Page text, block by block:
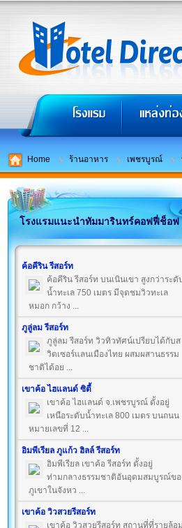
Home ร้านอาหาร เพชรบูรณ์
โรงแรมแนะนำทัมมารินทร์คอฟฟี่ช็อฟ
ค้อคีริน รีสอร์ท
ค้อคีริน รีสอร์ท บนเนินเขา สูงกว่าระดั
น้ำทะเล 750 เมตร มีจุดชมวิวทะเล
หมอก กว้าง ...
ภูลู่ลม รีสอร์ท
ภูลู่ลม รีสอร์ท วิวทิวทัศน์เปรียบได้กับส
วิตเซอร์แลนเมืองไทย ผสมผสานธรรม
ชาติได้อย ...
เขาค้อ ไฮแลนด์ ซิตี้
เขาค้อ ไฮแลนด์ จ.เพชรบูรณ์ ตั้งอยู่
เหนือระดับน้ำทะเล 800 เมตร บนถนน
หมายเลขที่ 12 ...
อิมพีเรียล ภูแก้ว ฮิลล์ รีสอร์ท
อิมพีเรียล เขาค้อ รีสอร์ท ตั้งอยู่
ท่ามกลางธรรมชาติอันอุดมสมบูรณ์ขอ
ภูเขาในจังหว ...
เขาค้อ วิวสวยรีสอร์ท
เขาค้อ วิวสวยรีสอร์ท สถานที่ที่รายล้อม